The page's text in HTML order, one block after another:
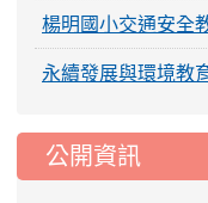
楊明國小交通安全
永續發展與環境教
公開資訊